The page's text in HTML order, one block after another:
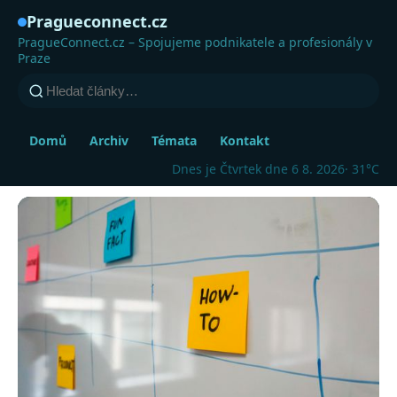
Pragueconnect.cz
PragueConnect.cz – Spojujeme podnikatele a profesionály v
Praze
Domů Archiv Témata
Kontakt
Dnes je Čtvrtek dne 6 8. 2026· 31°C